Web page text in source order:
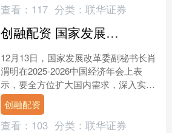
查看： 117 分类： 联华证券
创融配资 国家发展改革委肖渭明：加快出台实施首发经济、赛事经济、电子商务、“人工智能+”消费等领域政策
12月13日，国家发展改革委副秘书长肖
渭明在2025-2026中国经济年会上表
示，要全方位扩大国内需求，深入实施
提振消费专项行动，加快放宽服务消费
限制，加快出台....
创融配资
查看： 103 分类： 联华证券